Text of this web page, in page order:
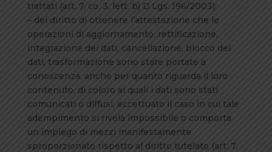
trattati (art. 7, co. 3, lett. b) D.Lgs. 196/2003);
– del diritto di ottenere l’attestazione che le
operazioni di aggiornamento, rettificazione,
integrazione dei dati, cancellazione, blocco dei
dati, trasformazione sono state portate a
conoscenza, anche per quanto riguarda il loro
contenuto, di coloro ai quali i dati sono stati
comunicati o diffusi, eccettuato il caso in cui tale
adempimento si rivela impossibile o comporta
un impiego di mezzi manifestamente
sproporzionato rispetto al diritto tutelato (art. 7,